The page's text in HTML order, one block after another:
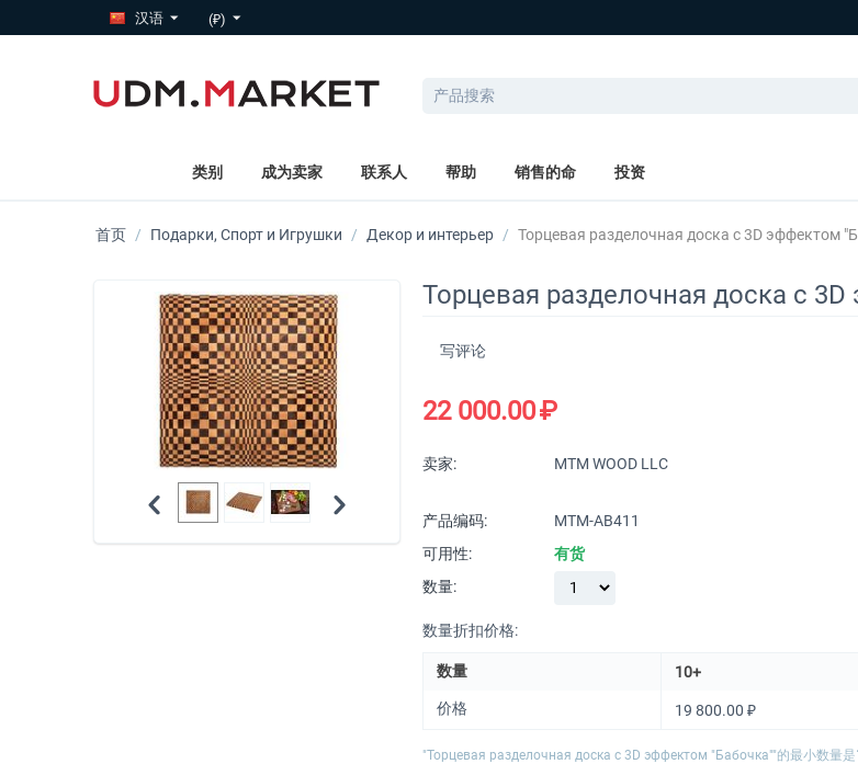
汉语 (₽)
类别 成为卖家 联系人 帮助 销售的命 投资
首页 / Подарки, Спорт и Игрушки / Декор и интерьер / Торцевая разделочная доска с 3D эффектом
Торцевая разделочная доска с
写评论
22 000.00₽
卖家: MTM WOOD LLC
产品编码:
MTM-AB411
可用性:
有货
数量:
数量折扣价格:
数量 10+
价格 19 800.00 ₽
"Торцевая разделочная доска с 3D эффектом "Бабочка""的最小数量是